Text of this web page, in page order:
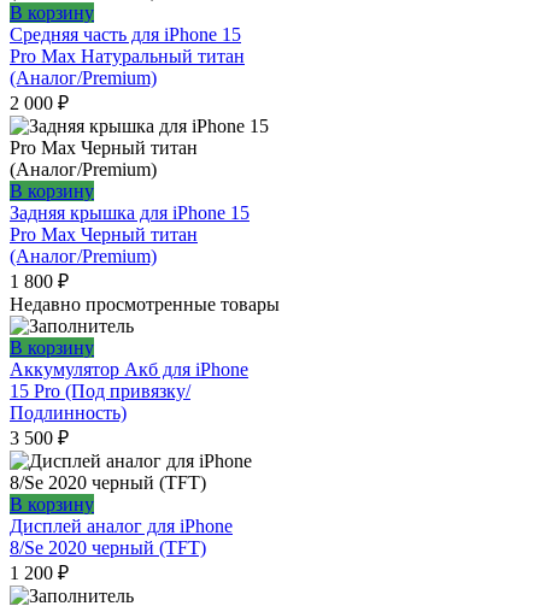
В корзину
Средняя часть для iPhone 15
Pro Max Натуральный титан
(Аналог/Premium)
2 000 ₽
В корзину
Задняя крышка для iPhone 15
Pro Max Черный титан
(Аналог/Premium)
1 800 ₽
Недавно просмотренные товары
В корзину
Аккумулятор Акб для iPhone
15 Pro (Под привязку/
Подлинность)
3 500 ₽
В корзину
Дисплей аналог для iPhone
8/Se 2020 черный (TFT)
1 200 ₽